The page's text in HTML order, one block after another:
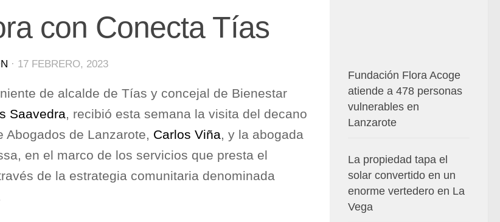
con Conecta Tías
· 17 FEBRERO, 2023
de alcalde de Tías y concejal de Bienestar
Saavedra, recibió esta semana la visita del decano
Abogados de Lanzarote, Carlos Viña, y la abogada
en el marco de los servicios que presta el
de la estrategia comunitaria denominada
Fundación Flora Acoge
atiende a 478 personas
vulnerables en
Lanzarote
La propiedad tapa el
solar convertido en un
enorme vertedero en La
Vega